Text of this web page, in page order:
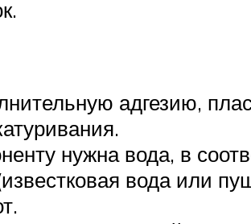
адгезию,
нужна вода, в
вода или